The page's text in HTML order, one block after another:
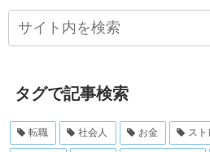
タグで記事検索
転職 社会人 お金 スト